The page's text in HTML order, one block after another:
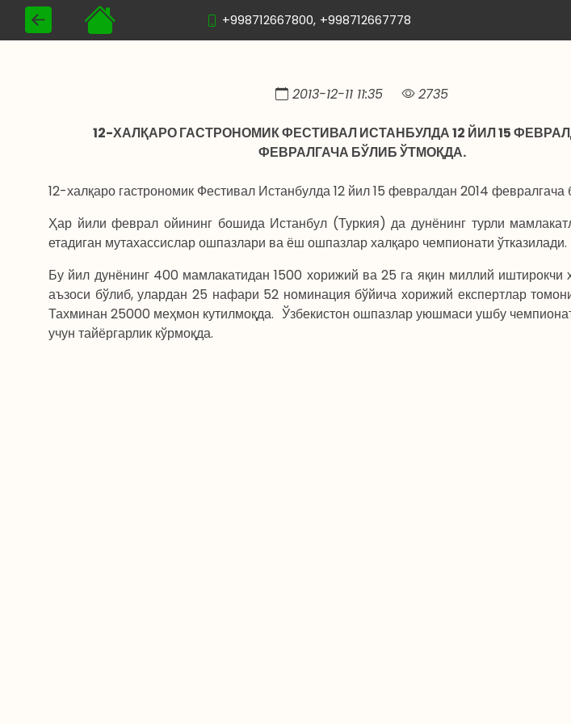
+998712667800, +998712667778
2013-12-11 11:35 2735
12-ХАЛҚАРО ГАСТРОНОМИК ФЕСТИВАЛ ИСТАНБУЛДА 12 ЙИЛ 15
ФЕВРАЛГАЧА БЎЛИБ ЎТМОҚДА.
12-халқаро гастрономик Фестивал Истанбулда 12 йил 15 февралдан 2014 февралгача
Ҳар йили феврал ойининг бошида Истанбул (Туркия) да дунёнинг турли
етадиган мутахассислар ошпазлари ва ёш ошпазлар халқаро чемпионати ўтказилади.
Бу йил дунёнинг 400 мамлакатидан 1500 хорижий ва 25 га яқин миллий иштирокчи
аъзоси бўлиб, улардан 25 нафари 52 номинация бўйича хорижий експертлар
Тахминан 25000 меҳмон кутилмоқда. Ўзбекистон ошпазлар уюшмаси ушбу
учун тайёргарлик кўрмоқда.